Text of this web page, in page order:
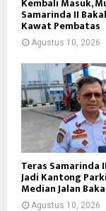
Samarinda II
Kawat Pembatas
Agustus 10, 2026
Teras Samarinda
Jadi Kantong
Median Jalan
Agustus 10, 2026